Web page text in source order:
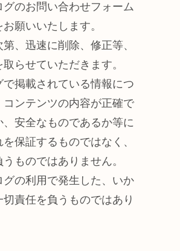
のお問い合わせフォーム
願いいたします。
、迅速に削除、修正等、
らせていただきます。
で掲載されている情報につ
コンテンツの内容が正確で
、安全なものであるか等に
保証するものではなく、
ものではありません。
グの利用で発生した、いか
責任を負うものではあり